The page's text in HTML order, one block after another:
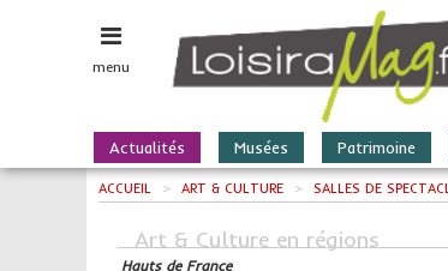
menu
Actualités Musées Patrimoine
ACCUEIL > ART & CULTURE > SALLES DE
Art & Culture en régions
Hauts de France